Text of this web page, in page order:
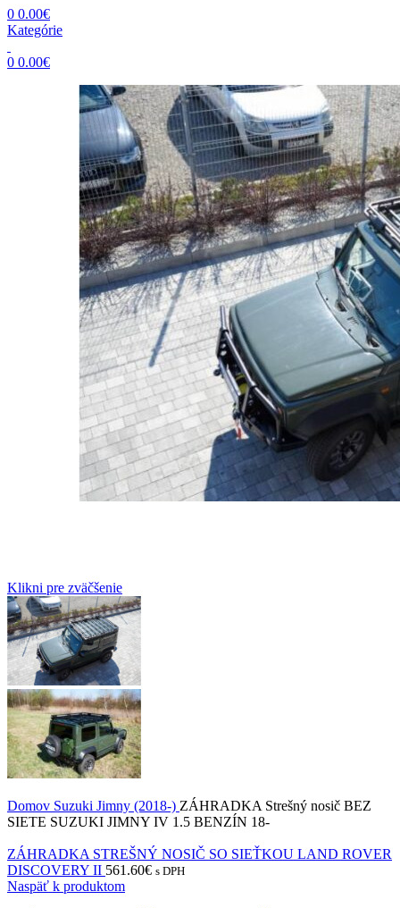
0 0.00€
Kategórie
0 0.00€
Klikni pre zväčšenie
Domov Suzuki Jimny (2018-) ZÁHRADKA Strešný nosič BEZ
SIETE SUZUKI JIMNY IV 1.5 BENZÍN 18-
ZÁHRADKA STREŠNÝ NOSIČ SO SIEŤKOU LAND ROVER
DISCOVERY II 561.60€ s DPH
Naspäť k produktom